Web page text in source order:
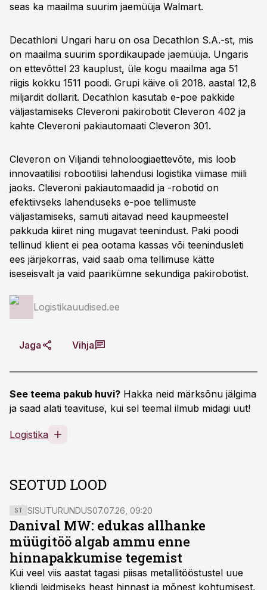
seas ka maailma suurim jaemüüja Walmart.
Decathloni Ungari haru on osa Decathlon S.A.-st, mis
on maailma suurim spordikaupade jaemüüja. Ungaris
on ettevõttel 23 kauplust, üle kogu maailma aga 51
riigis kokku 1511 poodi. Grupi käive oli 2018. aastal 12,8
miljardit dollarit. Decathlon kasutab e-poe pakkide
väljastamiseks Cleveroni pakirobotit Cleveron 402 ja
kahte Cleveroni pakiautomaati Cleveron 301.
Cleveron on Viljandi tehnoloogiaettevõte, mis loob
innovaatilisi robootilisi lahendusi logistika viimase miili
jaoks. Cleveroni pakiautomaadid ja -robotid on
efektiivseks lahenduseks e-poe tellimuste
väljastamiseks, samuti aitavad need kaupmeestel
pakkuda kiiret ning mugavat teenindust. Paki poodi
tellinud klient ei pea ootama kassas või teenindusleti
ees järjekorras, vaid saab oma tellimuse kätte
iseseisvalt ja vaid paarikümne sekundiga pakirobotist.
Logistikauudised.ee
Jaga Vihja
See teema pakub huvi? Hakka neid märksõnu jälgima
ja saad alati teavituse, kui sel teemal ilmub midagi uut!
Logistika
SEOTUD LOOD
ST SISUTURUNDUS07.07.26, 09:20
Danival MW: edukas allhanke
müügitöö algab ammu enne
hinnapakkumise tegemist
Kui veel viis aastat tagasi piisas metallitööstustel uue
kliendi leidmiseks heast hinnast ja mõnest kohtumisest,